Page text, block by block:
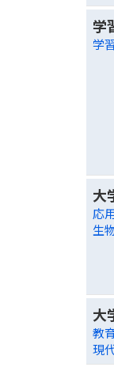
学
学
大
応
生
大
教
現